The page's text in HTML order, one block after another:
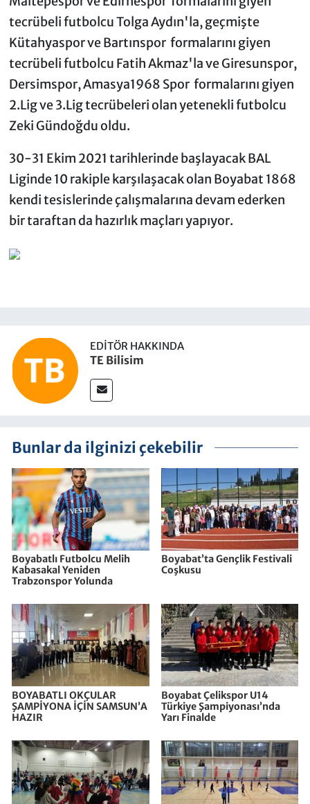
tecrübeli futbolcu Tolga Aydın'la, geçmişte
Kütahyaspor ve Bartınspor formalarını giyen
tecrübeli futbolcu Fatih Akmaz'la ve Giresunspor,
Dersimspor, Amasya1968 Spor formalarını giyen
2.Lig ve 3.Lig tecrübeleri olan yetenekli futbolcu
Zeki Gündoğdu oldu.
30-31 Ekim 2021 tarihlerinde başlayacak BAL
Liginde 10 rakiple karşılaşacak olan Boyabat 1868
kendi tesislerinde çalışmalarına devam ederken
bir taraftan da hazırlık maçları yapıyor.
EDITÖR HAKKINDA
TE Bilisim
Bunlar da ilginizi çekebilir
Boyabatlı Futbolcu Melih
Kabasakal Yeniden
Trabzonspor Yolunda
Boyabat’ta Gençlik Festivali
Coşkusu
BOYABATLI OKÇULAR
ŞAMPİYONA İÇİN SAMSUN’A
HAZIR
Boyabat Çelikspor U14
Türkiye Şampiyonası’nda
Yarı Finalde